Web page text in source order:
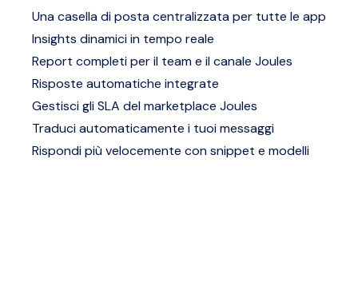
Una casella di posta centralizzata per tutte le app
Insights dinamici in tempo reale
Report completi per il team e il canale Joules
Risposte automatiche integrate
Gestisci gli SLA del marketplace Joules
Traduci automaticamente i tuoi messaggi
Rispondi più velocemente con snippet e modelli